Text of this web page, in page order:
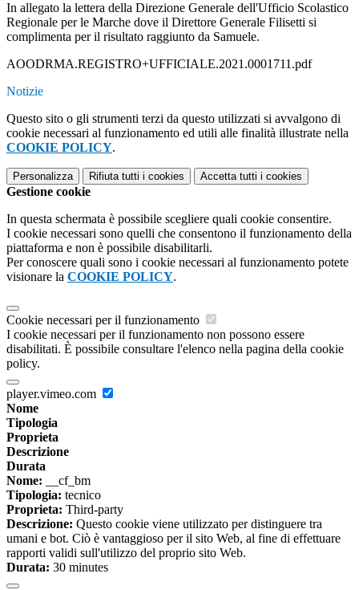
In allegato la lettera della Direzione Generale dell'Ufficio Scolastico
Regionale per le Marche dove il Direttore Generale Filisetti si
complimenta per il risultato raggiunto da Samuele.
AOODRMA.REGISTRO+UFFICIALE.2021.0001711.pdf
Notizie
Questo sito o gli strumenti terzi da questo utilizzati si avvalgono di
cookie necessari al funzionamento ed utili alle finalità illustrate nella
COOKIE POLICY.
Personalizza Rifiuta tutti i cookies Accetta tutti i cookies
Gestione cookie
In questa schermata è possibile scegliere quali cookie consentire.
I cookie necessari sono quelli che consentono il funzionamento della
piattaforma e non è possibile disabilitarli.
Per conoscere quali sono i cookie necessari al funzionamento potete
visionare la COOKIE POLICY.
Cookie necessari per il funzionamento
I cookie necessari per il funzionamento non possono essere
disabilitati. È possibile consultare l'elenco nella pagina della cookie
policy.
player.vimeo.com
Nome
Tipologia
Proprieta
Descrizione
Durata
Nome: __cf_bm
Tipologia: tecnico
Proprieta: Third-party
Descrizione: Questo cookie viene utilizzato per distinguere tra
umani e bot. Ciò è vantaggioso per il sito Web, al fine di effettuare
rapporti validi sull'utilizzo del proprio sito Web.
Durata: 30 minutes